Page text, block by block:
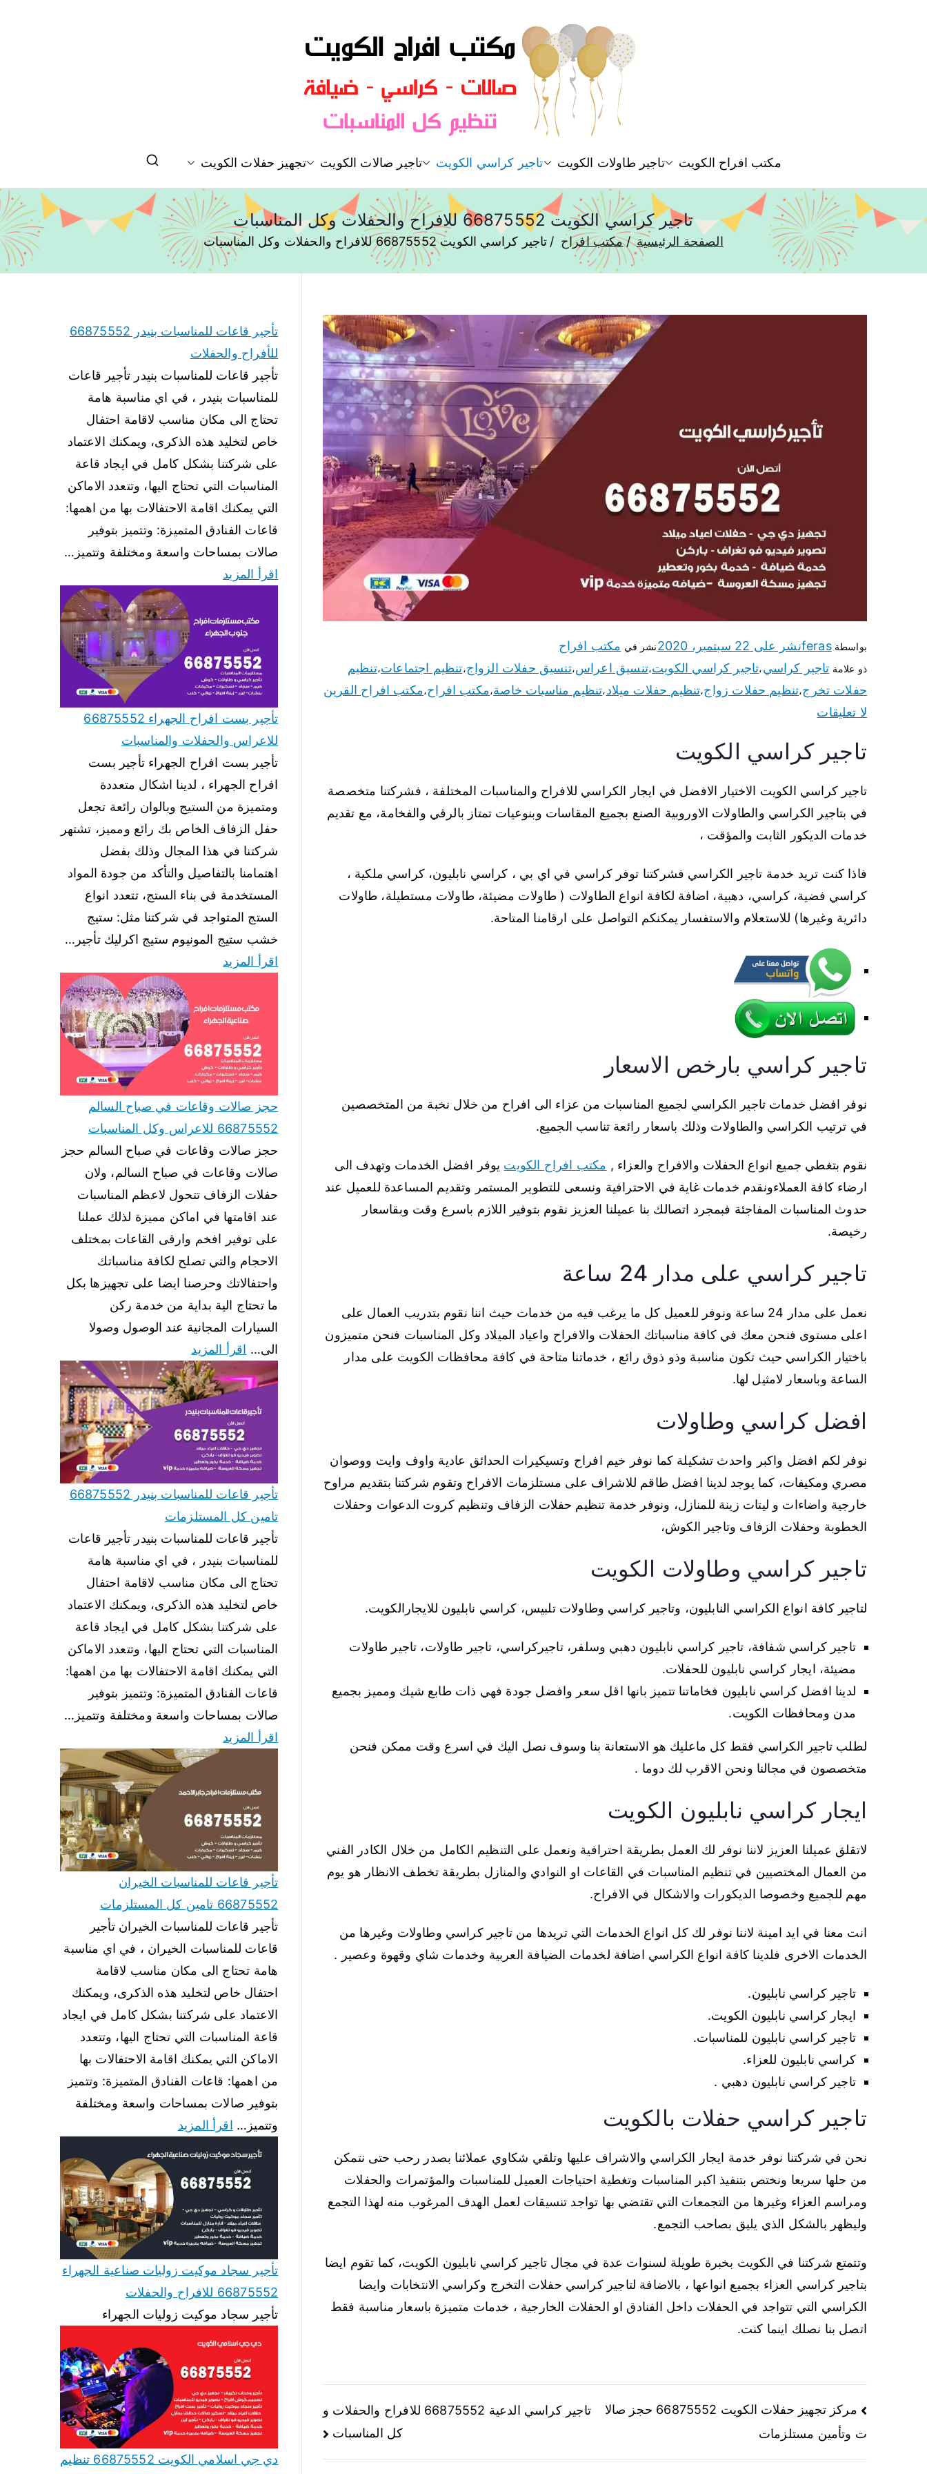
مكتب افراح
مكتب افراح و مناسبات و زواج و تخرج بالكويت مكتب افراح الكويت تاجير طاولات الكويت تاجير كراسي الكويت تاجير صالات الكويت تجهيز حفلات الكويت
تاجير كراسي الكويت 66875552 للافراح والحفلات وكل المناسبات
الصفحة الرئيسية مكتب افراح تاجير كراسي الكويت 66875552 للافراح والحفلات وكل المناسبات
بواسطةferasنشر على 22 سبتمبر، 2020 نشر في مكتب افراح
ذو علامة تاجير كراسي،تاجير كراسي الكويت،تنسيق اعراس،تنسيق حفلات الزواج،تنظيم اجتماعات،تنظيم
حفلات تخرج،تنظيم حفلات زواج،تنظيم حفلات ميلاد،تنظيم مناسبات خاصة،مكتب افراح،مكتب افراح القرين
لا تعليقات
تاجير كراسي الكويت
تاجير كراسي الكويت الاختيار الافضل في ايجار الكراسي للافراح والمناسبات المختلفة ، فشركتنا متخصصة
في بتاجير الكراسي والطاولات الاوروبية الصنع بجميع المقاسات وبنوعيات تمتاز بالرقي والفخامة، مع تقديم
خدمات الديكور الثابت والمؤقت ،
فاذا كنت تريد خدمة تاجير الكراسي فشركتنا توفر كراسي في اي بي ، كراسي نابليون، كراسي ملكية ،
كراسي فضية، كراسي، دهبية، اضافة لكافة انواع الطاولات ( طاولات مضيئة، طاولات مستطيلة، طاولات
دائرية وغيرها) للاستعلام والاستفسار يمكنكم التواصل على ارقامنا المتاحة.
تاجير كراسي بارخص الاسعار
نوفر افضل خدمات تاجير الكراسي لجميع المناسبات من عزاء الى افراح من خلال نخبة من المتخصصين
في ترتيب الكراسي والطاولات وذلك باسعار رائعة تناسب الجميع.
نقوم بتغطي جميع انواع الحفلات والافراح والعزاء , مكتب افراح الكويت يوفر افضل الخدمات وتهدف الى
ارضاء كافة العملاءونقدم خدمات غاية في الاحترافية ونسعى للتطوير المستمر وتقديم المساعدة للعميل عند
حدوث المناسبات المفاجئة فبمجرد اتصالك بنا عميلنا العزيز نقوم بتوفير اللازم باسرع وقت وبقاسعار
رخيصة.
تاجير كراسي على مدار 24 ساعة
نعمل على مدار 24 ساعة ونوفر للعميل كل ما يرغب فيه من خدمات حيث اننا نقوم بتدريب العمال على
اعلى مستوى فنحن معك في كافة مناسباتك الحفلات والافراح واعياد الميلاد وكل المناسبات فنحن متميزون
باختيار الكراسي حيث تكون مناسبة وذو ذوق رائع ، خدماتنا متاحة في كافة محافظات الكويت على مدار
الساعة وباسعار لامثيل لها.
افضل كراسي وطاولات
نوفر لكم افضل واكبر واحدث تشكيلة كما نوفر خيم افراح وتسيكيرات الحدائق عادية واوف وايت ووصوان
مصري ومكيفات، كما يوجد لدينا افضل طاقم للاشراف على مستلزمات الافراح وتقوم شركتنا بتقديم مراوح
خارجية واضاءات و ليتات زينة للمنازل، ونوفر خدمة تنظيم حفلات الزفاف وتنظيم كروت الدعوات وحفلات
الخطوبة وحفلات الزفاف وتاجير الكوش،
تاجير كراسي وطاولات الكويت
لتاجير كافة انواع الكراسي النابليون، وتاجير كراسي وطاولات تلبيس، كراسي نابليون للايجارالكويت.
تاجير كراسي شفافة، تاجير كراسي نابليون دهبي وسلفر، تاجيركراسي، تاجير طاولات، تاجير طاولات
مضيئة، ايجار كراسي نابليون للحفلات.
لدينا افضل كراسي نابليون فخاماتنا تتميز بانها اقل سعر وافضل جودة فهي ذات طابع شيك ومميز بجميع
مدن ومحافظات الكويت.
لطلب تاجير الكراسي فقط كل ماعليك هو الاستعانة بنا وسوف نصل اليك في اسرع وقت ممكن فنحن
متخصصون في مجالنا ونحن الاقرب لك دوما .
ايجار كراسي نابليون الكويت
لاتقلق عميلنا العزيز لاننا نوفر لك العمل بطريقة احترافية ونعمل على التنظيم الكامل من خلال الكادر الفني
من العمال المختصيين في تنظيم المناسبات في القاعات او النوادي والمنازل بطريقة تخطف الانظار هو يوم
مهم للجميع وخصوصا الديكورات والاشكال في الافراح.
انت معنا في ايد امينة لاننا نوفر لك كل انواع الخدمات التي تريدها من تاجير كراسي وطاولات وغيرها من
الخدمات الاخرى فلدينا كافة انواع الكراسي اضافة لخدمات الضيافة العربية وخدمات شاي وقهوة وعصير .
تاجير كراسي نابليون.
ايجار كراسي نابليون الكويت.
تاجير كراسي نابليون للمناسبات.
كراسي نابليون للعزاء.
تاجير كراسي نابليون دهبي .
تاجير كراسي حفلات بالكويت
نحن في شركتنا نوفر خدمة ايجار الكراسي والاشراف عليها وتلقي شكاوي عملائنا بصدر رحب حتى نتمكن
من حلها سريعا ونختص بتنفيذ اكبر المناسبات وتغطية احتياجات العميل للمناسبات والمؤتمرات والحفلات
ومراسم العزاء وغيرها من التجمعات التي تقتضي بها تواجد تنسيقات لعمل الهدف المرغوب منه لهذا التجمع
وليظهر بالشكل الذي يليق بصاحب التجمع.
وتتمتع شركتنا في الكويت بخبرة طويلة لسنوات عدة في مجال تاجير كراسي نابليون الكويت، كما تقوم ايضا
بتاجير كراسي العزاء بجميع انواعها ، بالاضافة لتاجير كراسي حفلات التخرج وكراسي الانتخابات وايضا
الكراسي التي تتواجد في الحفلات داخل الفنادق او الحفلات الخارجية ، خدمات متميزة باسعار مناسبة فقط
اتصل بنا نصلك اينما كنت.
مركز تجهيز حفلات الكويت 66875552 حجز صالا
ت وتأمين مستلزمات
تاجير كراسي الدعية 66875552 للافراح والحفلات و
كل المناسبات
تأجير قاعات للمناسبات بنيدر 66875552
للأفراح والحفلات
تأجير قاعات للمناسبات بنيدر تأجير قاعات
للمناسبات بنيدر ، في اي مناسبة هامة
تحتاج الى مكان مناسب لاقامة احتفال
خاص لتخليد هذه الذكرى، ويمكنك الاعتماد
على شركتنا بشكل كامل في ايجاد قاعة
المناسبات التي تحتاج اليها، وتتعدد الاماكن
التي يمكنك اقامة الاحتفالات بها من اهمها:
قاعات الفنادق المتميزة: وتتميز بتوفير
صالات بمساحات واسعة ومختلفة وتتميز…
اقرأ المزيد
تأجير بست افراح الجهراء 66875552
للاعراس والحفلات والمناسبات
تأجير بست افراح الجهراء تأجير بست
افراح الجهراء ، لدينا اشكال متعددة
ومتميزة من الستيج وبالوان رائعة تجعل
حفل الزفاف الخاص بك رائع ومميز، تشتهر
شركتنا في هذا المجال وذلك بفضل
اهتمامنا بالتفاصيل والتأكد من جودة المواد
المستخدمة في بناء الستج، تتعدد انواع
الستج المتواجد في شركتنا مثل: ستيج
خشب ستيج المونيوم ستيج اكرليك تأجير…
اقرأ المزيد
حجز صالات وقاعات في صباح السالم
66875552 للاعراس وكل المناسبات
حجز صالات وقاعات في صباح السالم حجز
صالات وقاعات في صباح السالم، ولان
حفلات الزفاف تتحول لاعظم المناسبات
عند اقامتها في اماكن مميزة لذلك عملنا
على توفير افخم وارقى القاعات بمختلف
الاحجام والتي تصلح لكافة مناسباتك
واحتفالاتك وحرصنا ايضا على تجهيزها بكل
ما تحتاج الية بداية من خدمة ركن
السيارات المجانية عند الوصول وصولا
الى… اقرأ المزيد
تأجير قاعات للمناسبات بنيدر 66875552
تامين كل المستلزمات
تأجير قاعات للمناسبات بنيدر تأجير قاعات
للمناسبات بنيدر ، في اي مناسبة هامة
تحتاج الى مكان مناسب لاقامة احتفال
خاص لتخليد هذه الذكرى، ويمكنك الاعتماد
على شركتنا بشكل كامل في ايجاد قاعة
المناسبات التي تحتاج اليها، وتتعدد الاماكن
التي يمكنك اقامة الاحتفالات بها من اهمها:
قاعات الفنادق المتميزة: وتتميز بتوفير
صالات بمساحات واسعة ومختلفة وتتميز…
اقرأ المزيد
تأجير قاعات للمناسبات الخيران
66875552 تامين كل المستلزمات
تأجير قاعات للمناسبات الخيران تأجير
قاعات للمناسبات الخيران ، في اي مناسبة
هامة تحتاج الى مكان مناسب لاقامة
احتفال خاص لتخليد هذه الذكرى، ويمكنك
الاعتماد على شركتنا بشكل كامل في ايجاد
قاعة المناسبات التي تحتاج اليها، وتتعدد
الاماكن التي يمكنك اقامة الاحتفالات بها
من اهمها: قاعات الفنادق المتميزة: وتتميز
بتوفير صالات بمساحات واسعة ومختلفة
وتتميز… اقرأ المزيد
تأجير سجاد موكيت زوليات صناعية الجهراء
66875552 للافراح والحفلات
تأجير سجاد موكيت زوليات الجهراء
دي جي اسلامي الكويت 66875552 تنظيم